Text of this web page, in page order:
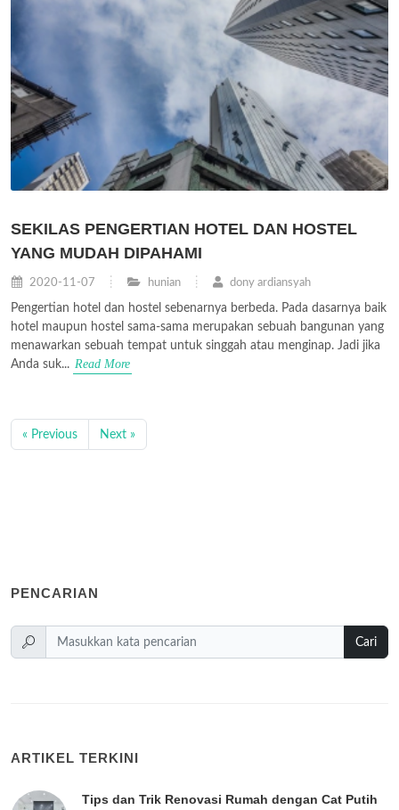
SEKILAS PENGERTIAN HOTEL DAN HOSTEL
YANG MUDAH DIPAHAMI
2020-11-07 hunian dony ardiansyah
Pengertian hotel dan hostel sebenarnya berbeda. Pada dasarnya baik
hotel maupun hostel sama-sama merupakan sebuah bangunan yang
menawarkan sebuah tempat untuk singgah atau menginap. Jadi jika
Anda suk... Read More
« Previous Next »
PENCARIAN
Cari
ARTIKEL TERKINI
Tips dan Trik Renovasi Rumah dengan Cat Putih